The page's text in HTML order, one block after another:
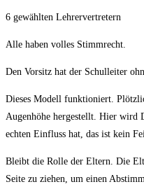
6 gewählten Lehrervertretern
Alle haben volles Stimmrecht.
Den Vorsitz hat der Schulleiter
Dieses Modell funktioniert.
Augenhöhe hergestellt. Hier wird
echten Einfluss hat, das ist kein
Bleibt die Rolle der Eltern. Die
Seite zu ziehen, um einen